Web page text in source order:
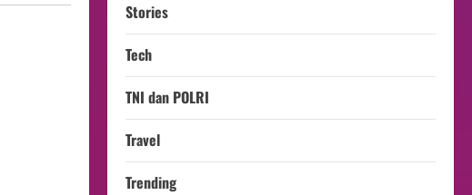
Stories
Tech
TNI dan POLRI
Travel
Trending